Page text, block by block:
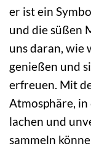
er ist ein
und die süßen
uns daran, wie
genießen und
erfreuen. Mit
Atmosphäre,
lachen und
sammeln